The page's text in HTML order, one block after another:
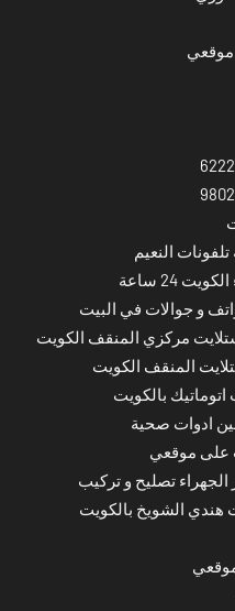
موقعي
النعيم
24 ساعة
و جوالات في البيت
مركزي المنقف الكويت
المنقف الكويت
بالكويت
ادوات صحية
على موقعي
تصليح و تركيب
هندي الشويخ بالكويت